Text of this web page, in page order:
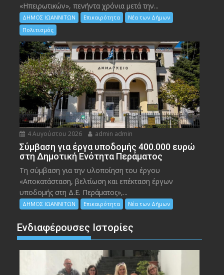
«Ηπειρωτικών», πενήντα χρόνια μετά την...
ΔΗΜΟΣ ΙΩΑΝΝΙΤΩΝ Επικαιρότητα
Νέα των Δήμων
Πολιτισμός
4 Αυγούστου 2026 admin admin
Σύμβαση για έργα υποδομής 400.000 ευρώ
στη Δημοτική Ενότητα Περάματος
Τη σύμβαση για την υλοποίηση του έργου
«Αποκατάσταση, βελτίωση και επέκταση έργων
υποδομής στη Δ.Ε. Περάματος»,...
ΔΗΜΟΣ ΙΩΑΝΝΙΤΩΝ Επικαιρότητα Νέα των Δήμων
Ενδιαφέρουσες Ιστορίες